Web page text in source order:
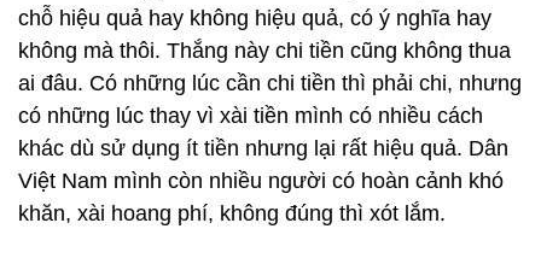
chỗ hiệu quả hay không hiệu quả, có ý nghĩa hay
không mà thôi. Thắng này chi tiền cũng không thua
ai đâu. Có những lúc cần chi tiền thì phải chi, nhưng
có những lúc thay vì xài tiền mình có nhiều cách
khác dù sử dụng ít tiền nhưng lại rất hiệu quả. Dân
Việt Nam mình còn nhiều người có hoàn cảnh khó
khăn, xài hoang phí, không đúng thì xót lắm.